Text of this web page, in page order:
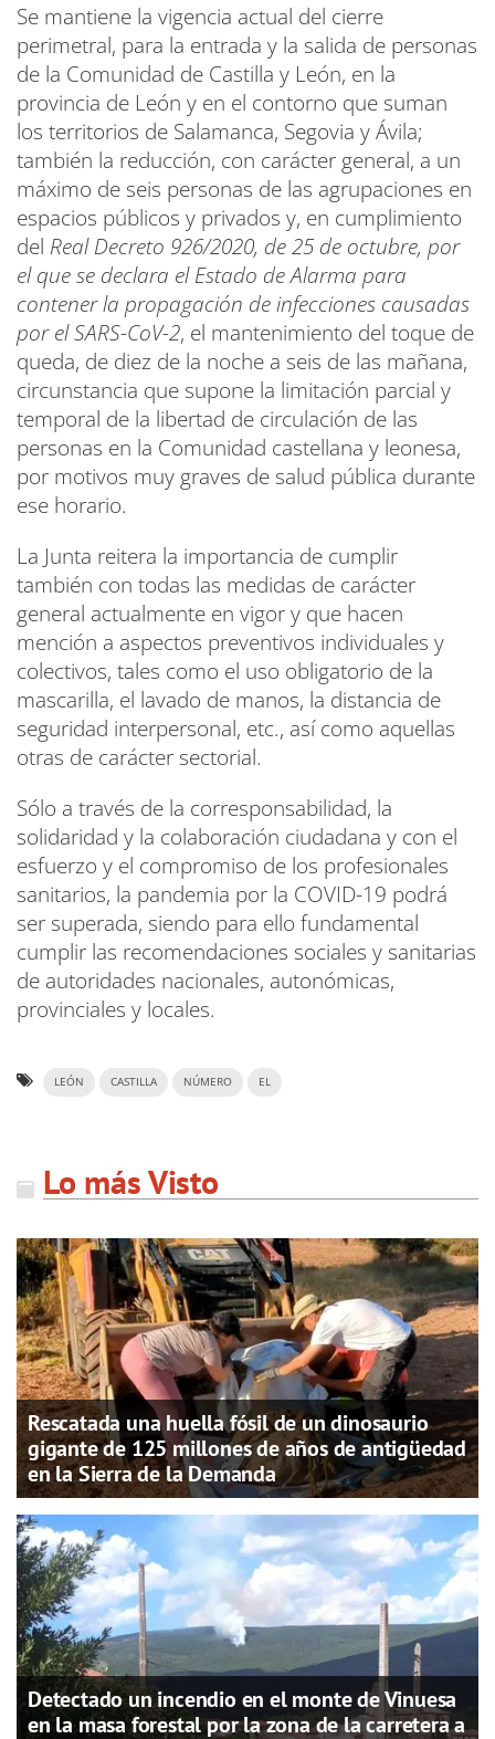
Se mantiene la vigencia actual del cierre
perimetral, para la entrada y la salida de personas
de la Comunidad de Castilla y León, en la
provincia de León y en el contorno que suman
los territorios de Salamanca, Segovia y Ávila;
también la reducción, con carácter general, a un
máximo de seis personas de las agrupaciones en
espacios públicos y privados y, en cumplimiento
del Real Decreto 926/2020, de 25 de octubre, por
el que se declara el Estado de Alarma para
contener la propagación de infecciones causadas
por el SARS-CoV-2, el mantenimiento del toque de
queda, de diez de la noche a seis de las mañana,
circunstancia que supone la limitación parcial y
temporal de la libertad de circulación de las
personas en la Comunidad castellana y leonesa,
por motivos muy graves de salud pública durante
ese horario.
La Junta reitera la importancia de cumplir
también con todas las medidas de carácter
general actualmente en vigor y que hacen
mención a aspectos preventivos individuales y
colectivos, tales como el uso obligatorio de la
mascarilla, el lavado de manos, la distancia de
seguridad interpersonal, etc., así como aquellas
otras de carácter sectorial.
Sólo a través de la corresponsabilidad, la
solidaridad y la colaboración ciudadana y con el
esfuerzo y el compromiso de los profesionales
sanitarios, la pandemia por la COVID-19 podrá
ser superada, siendo para ello fundamental
cumplir las recomendaciones sociales y sanitarias
de autoridades nacionales, autonómicas,
provinciales y locales.
LEÓN CASTILLA NÚMERO EL
Lo más Visto
Rescatada una huella fósil de un dinosaurio
gigante de 125 millones de años de antigüedad
en la Sierra de la Demanda
Detectado un incendio en el monte de Vinuesa
en la masa forestal por la zona de la carretera a